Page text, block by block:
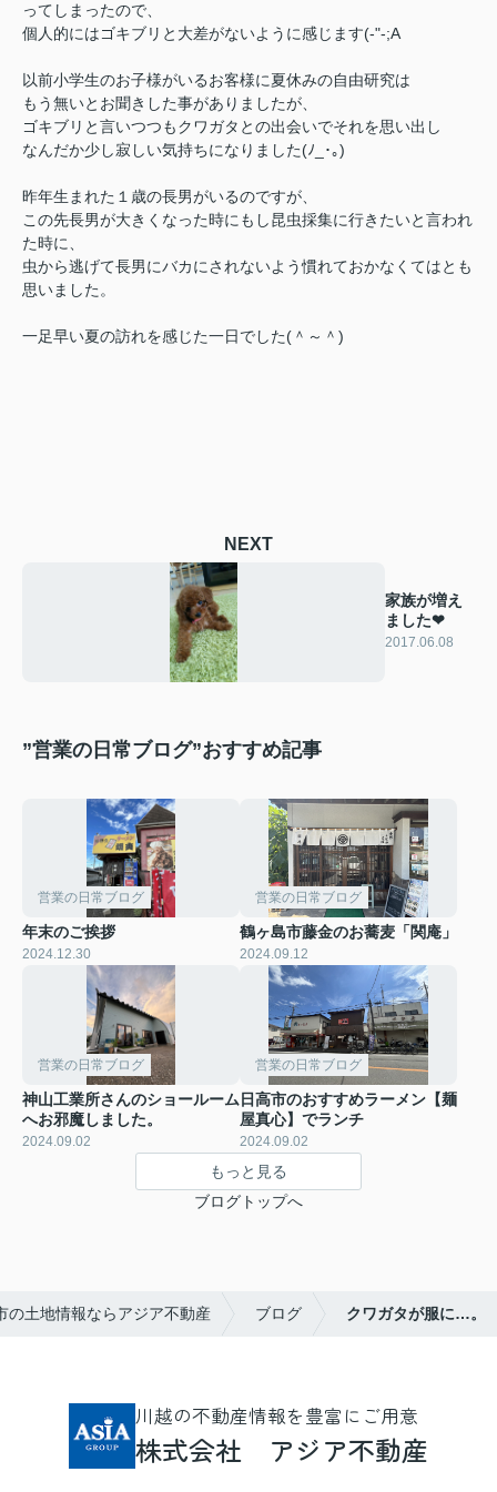
ってしまったので、
個人的にはゴキブリと大差がないように感じます(-"-;A
以前小学生のお子様がいるお客様に夏休みの自由研究は
もう無いとお聞きした事がありましたが、
ゴキブリと言いつつもクワガタとの出会いでそれを思い出し
なんだか少し寂しい気持ちになりました(ﾉ_･｡)
昨年生まれた１歳の長男がいるのですが、
この先長男が大きくなった時にもし昆虫採集に行きたいと言われ
た時に、
虫から逃げて長男にバカにされないよう慣れておかなくてはとも
思いました。
一足早い夏の訪れを感じた一日でした(＾～＾)
NEXT
家族が増え
ました❤
2017.06.08
”営業の日常ブログ”おすすめ記事
営業の日常ブログ
年末のご挨拶
2024.12.30
営業の日常ブログ
鶴ヶ島市藤金のお蕎麦「関庵」
2024.09.12
営業の日常ブログ
神山工業所さんのショールーム
へお邪魔しました。
2024.09.02
営業の日常ブログ
日高市のおすすめラーメン【麺
屋真心】でランチ
2024.09.02
もっと見る
ブログトップへ
の土地情報ならアジア不動産 ブログ クワガタが服に…。
川越の不動産情報を豊富にご用意
株式会社 アジア不動産